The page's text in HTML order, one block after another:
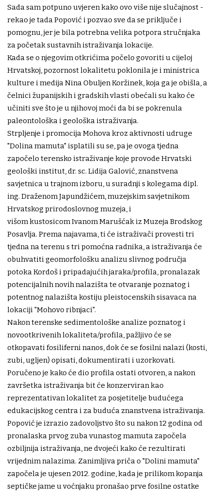
Sada sam potpuno uvjeren kako ovo više nije slučajnost -
rekao je tada Popović i pozvao sve da se priključe i
pomognu, jer je bila potrebna velika potpora stručnjaka
za početak sustavnih istraživanja lokacije.
Kada se o njegovim otkrićima počelo govoriti u cijeloj
Hrvatskoj, pozornost lokalitetu poklonila je i ministrica
kulture i medija Nina Obuljen Koržinek, koja ga je obišla, a
čelnici županijskih i gradskih vlasti obećali su kako će
učiniti sve što je u njihovoj moći da bi se pokrenula
paleontološka i geološka istraživanja.
Strpljenje i promocija Mohova kroz aktivnosti udruge
"Dolina mamuta" isplatili su se, pa je ovoga tjedna
započelo terensko istraživanje koje provode Hrvatski
geološki institut, dr. sc. Lidija Galović, znanstvena
savjetnica u trajnom izboru, u suradnji s kolegama dipl.
ing. Draženom Japundžićem, muzejskim savjetnikom
Hrvatskog prirodoslovnog muzeja, i
višom kustosicom Ivanom Marušćak iz Muzeja Brodskog
Posavlja. Prema najavama, ti će istraživači provesti tri
tjedna na terenu s tri pomoćna radnika, a istraživanja će
obuhvatiti geomorfološku analizu slivnog područja
potoka Kordoš i pripadajućih jaraka/profila, pronalazak
potencijalnih novih nalazišta te otvaranje poznatog i
potentnog nalazišta kostiju pleistocenskih sisavaca na
lokaciji "Mohovo ribnjaci".
Nakon terenske sedimentološke analize poznatog i
novootkrivenih lokaliteta/profila, pažljivo će se
otkopavati fosiliferni nanos, dok će se fosilni nalazi (kosti,
zubi, ugljen) opisati, dokumentirati i uzorkovati.
Poručeno je kako će dio profila ostati otvoren, a nakon
završetka istraživanja bit će konzerviran kao
reprezentativan lokalitet za posjetitelje budućega
edukacijskog centra i za buduća znanstvena istraživanja.
Popović je izrazio zadovoljstvo što su nakon 12 godina od
pronalaska prvog zuba vunastog mamuta započela
ozbiljnija istraživanja, ne dvojeći kako će rezultirati
vrijednim nalazima. Zanimljiva priča o "Dolini mamuta"
započela je ujesen 2012. godine, kada je prilikom kopanja
septičke jame u voćnjaku pronašao prve fosilne ostatke